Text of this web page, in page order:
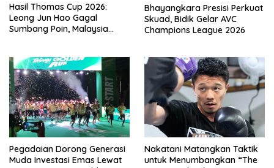
Hasil Thomas Cup 2026:
Leong Jun Hao Gagal
Sumbang Poin, Malaysia
Bhayangkara Presisi Perkuat
Skuad, Bidik Gelar AVC
Champions League 2026
Pegadaian Dorong Generasi
Muda Investasi Emas Lewat
Nakatani Matangkan Taktik
untuk Menumbangkan “The